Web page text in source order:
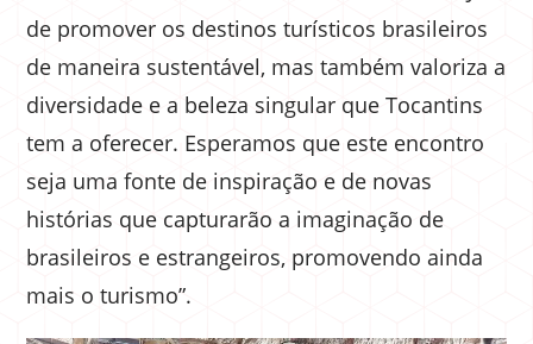
de promover os destinos turísticos brasileiros
de maneira sustentável, mas também valoriza a
diversidade e a beleza singular que Tocantins
tem a oferecer. Esperamos que este encontro
seja uma fonte de inspiração e de novas
histórias que capturarão a imaginação de
brasileiros e estrangeiros, promovendo ainda
mais o turismo”.